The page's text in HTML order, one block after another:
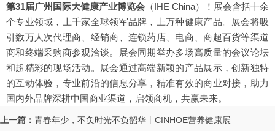
第31届广州国际大健康产业博览会 （IHE China）
！展会含括十余
个专业领域，上千家全球领军品牌，上万种健康产品。展会将吸
引数万人次代理商、经销商、连锁药店、电商、商超百货等渠道
商和终端采购商参观洽谈。展会同期举办多场高质量的会议论坛
和超精彩的现场活动。展会通过高端新颖的产品展示，创新独特
的互动体验，专业前沿的信息分享，精准有效的商业对接，助力
国内外品牌深耕中国商业渠道，启领商机，共赢未来。
上一篇： 青春年少，不负时光不负韶华丨CINHOE营养健康展